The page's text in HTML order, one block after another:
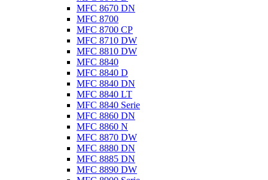
MFC 8670 DN
MFC 8700
MFC 8700 CP
MFC 8710 DW
MFC 8810 DW
MFC 8840
MFC 8840 D
MFC 8840 DN
MFC 8840 LT
MFC 8840 Serie
MFC 8860 DN
MFC 8860 N
MFC 8870 DW
MFC 8880 DN
MFC 8885 DN
MFC 8890 DW